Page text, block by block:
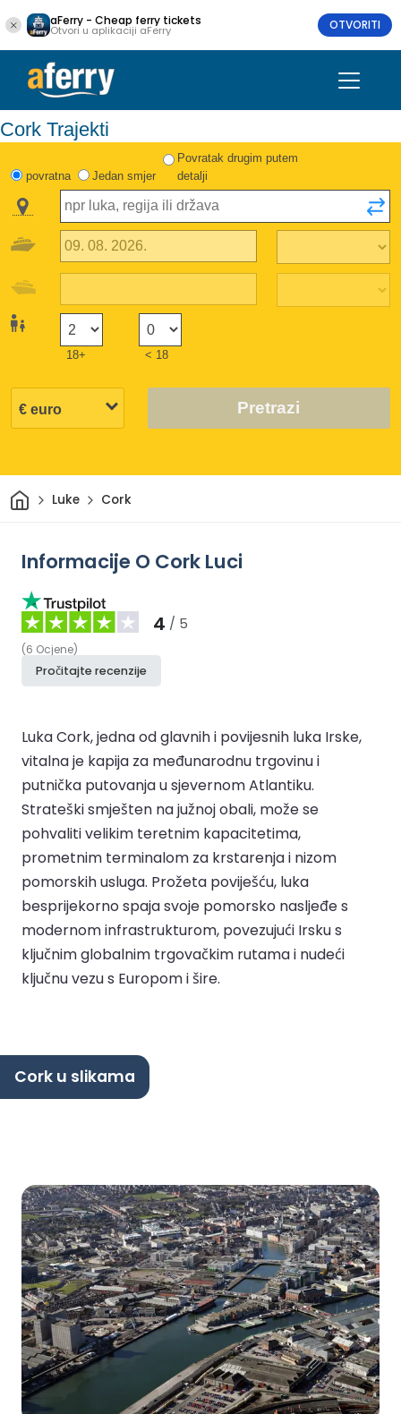
aFerry - Cheap ferry tickets
Otvori u aplikaciji aFerry OTVORITI
Cork Trajekti
povratna Jedan smjer
Povratak drugim putem
detalji
18+ < 18
Pretrazi
DomLuke Cork
Informacije O Cork Luci
4 / 5
(6 Ocjene)
Pročitajte recenzije
Luka Cork, jedna od glavnih i povijesnih luka Irske,
vitalna je kapija za međunarodnu trgovinu i
putnička putovanja u sjevernom Atlantiku.
Strateški smješten na južnoj obali, može se
pohvaliti velikim teretnim kapacitetima,
prometnim terminalom za krstarenja i nizom
pomorskih usluga. Prožeta poviješću, luka
besprijekorno spaja svoje pomorsko nasljeđe s
modernom infrastrukturom, povezujući Irsku s
ključnim globalnim trgovačkim rutama i nudeći
ključnu vezu s Europom i šire.
Cork u slikama